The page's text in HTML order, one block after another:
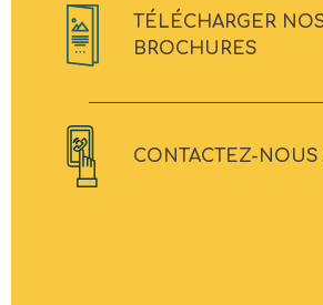
TÉLÉCHARGER
BROCHURES
CONTACTEZ-NOUS